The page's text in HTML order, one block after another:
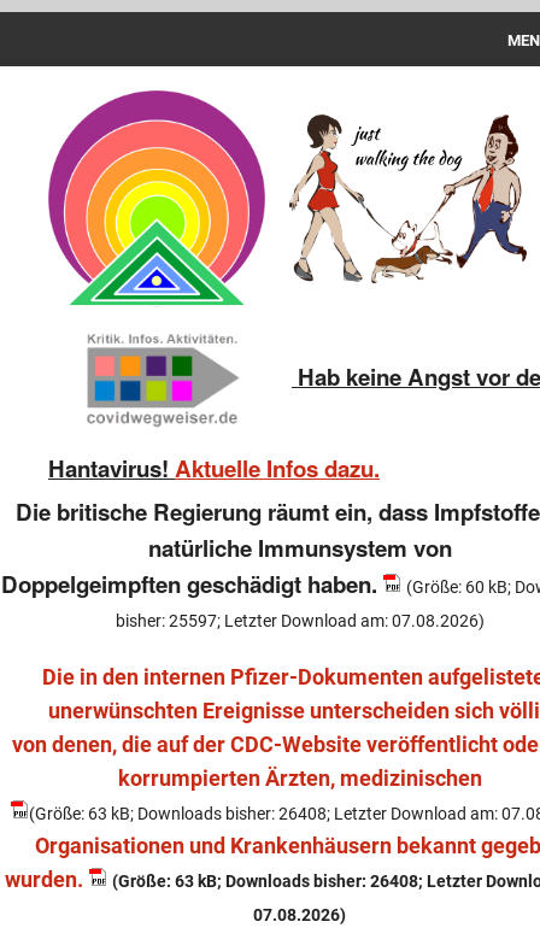
PCR-Test
Aktuelles
Impfstoff
Geschädigte
Strafanzeige
Haftungsübernahme
Download
Hab keine Angst vor
Hantavirus! Aktuelle Infos dazu.
Die britische Regierung räumt ein, dass
natürliche Immunsystem von
Doppelgeimpften geschädigt haben.
(Größe: 60 kB;
bisher: 25597; Letzter Download am: 07.08.2026)
Die in den internen Pfizer-Dokumenten
unerwünschten Ereignisse unterscheiden sich
von denen, die auf der CDC-Website veröffentlicht
korrumpierten Ärzten, medizinischen
(Größe: 63 kB; Downloads bisher: 26408; Letzter Download am:
Organisationen und Krankenhäusern bekannt
wurden.
(Größe: 63 kB; Downloads bisher: 26408; Letzter
07.08.2026)